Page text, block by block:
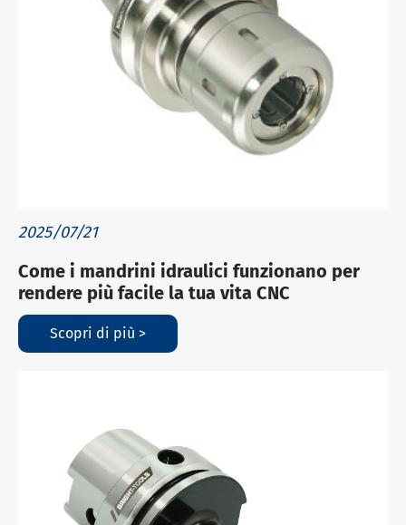
2025/07/21
Come i mandrini idraulici funzionano per
rendere più facile la tua vita CNC
Scopri di più >